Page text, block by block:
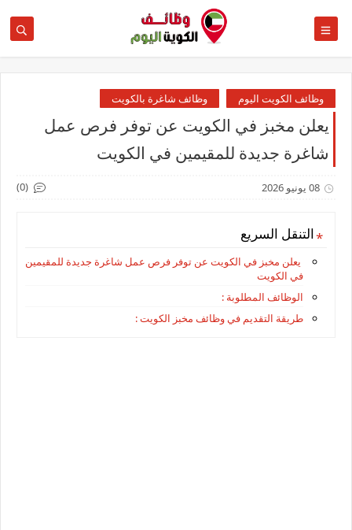
وظائف الكويت اليوم وظائف شاغرة بالكويت
يعلن مخبز في الكويت عن توفر فرص عمل
شاغرة جديدة للمقيمين في الكويت
08 يونيو 2026 (0)
التنقل السريع
يعلن مخبز في الكويت عن توفر فرص عمل شاغرة جديدة للمقيمين
في الكويت
الوظائف المطلوبة :
طريقة التقديم في وظائف مخبز الكويت :